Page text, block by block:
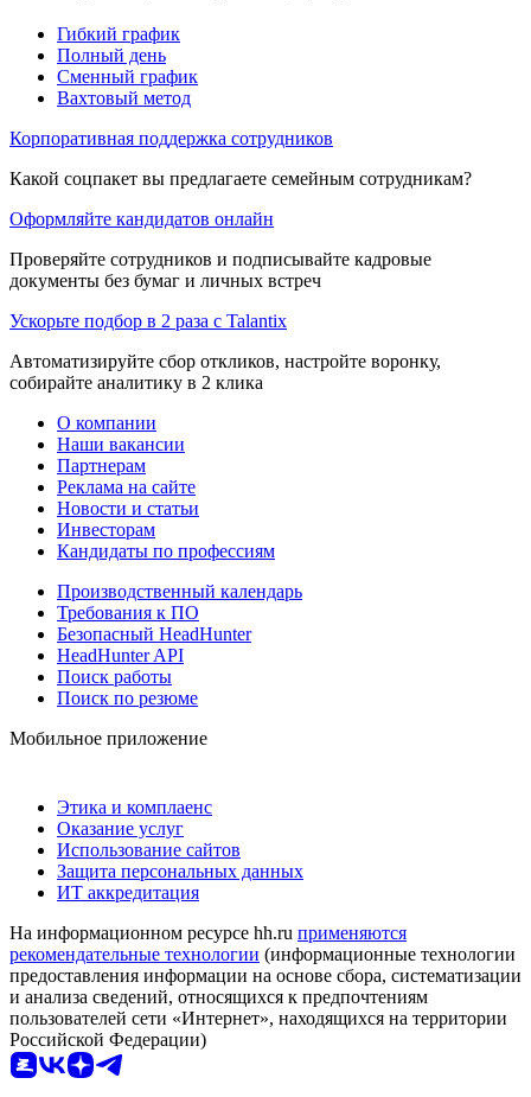
Гибкий график
Полный день
Сменный график
Вахтовый метод
Корпоративная поддержка сотрудников
Какой соцпакет вы предлагаете семейным сотрудникам?
Оформляйте кандидатов онлайн
Проверяйте сотрудников и подписывайте кадровые
документы без бумаг и личных встреч
Ускорьте подбор в 2 раза с Talantix
Автоматизируйте сбор откликов, настройте воронку,
собирайте аналитику в 2 клика
О компании
Наши вакансии
Партнерам
Реклама на сайте
Новости и статьи
Инвесторам
Кандидаты по профессиям
Производственный календарь
Требования к ПО
Безопасный HeadHunter
HeadHunter API
Поиск работы
Поиск по резюме
Мобильное приложение
Этика и комплаенс
Оказание услуг
Использование сайтов
Защита персональных данных
ИТ аккредитация
На информационном ресурсе hh.ru применяются
рекомендательные технологии (информационные технологии
предоставления информации на основе сбора, систематизации
и анализа сведений, относящихся к предпочтениям
пользователей сети «Интернет», находящихся на территории
Российской Федерации)